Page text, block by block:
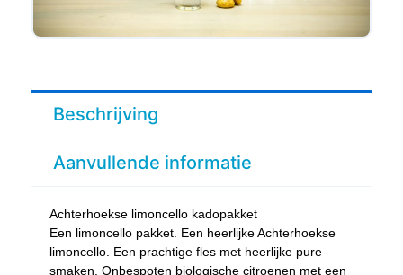
Beschrijving
Aanvullende informatie
Achterhoekse limoncello kadopakket
Een limoncello pakket. Een heerlijke Achterhoekse
limoncello. Een prachtige fles met heerlijke pure
smaken. Onbespoten biologische citroenen met een